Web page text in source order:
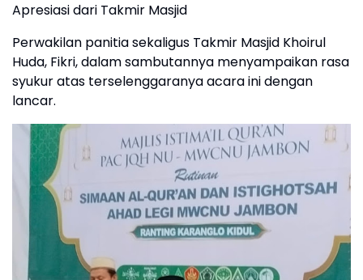
Apresiasi dari Takmir Masjid
Perwakilan panitia sekaligus Takmir Masjid Khoirul
Huda, Fikri, dalam sambutannya menyampaikan rasa
syukur atas terselenggaranya acara ini dengan
lancar.